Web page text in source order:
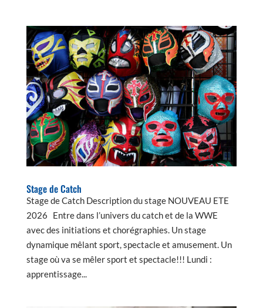
Stage de Catch
Stage de Catch Description du stage NOUVEAU ETE
2026 Entre dans l’univers du catch et de la WWE
avec des initiations et chorégraphies. Un stage
dynamique mêlant sport, spectacle et amusement. Un
stage où va se mêler sport et spectacle!!! Lundi :
apprentissage...